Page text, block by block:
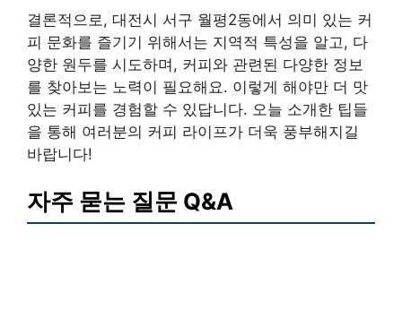
결론적으로, 대전시 서구 월평2동에서 의미 있는 커
피 문화를 즐기기 위해서는 지역적 특성을 알고, 다
양한 원두를 시도하며, 커피와 관련된 다양한 정보
를 찾아보는 노력이 필요해요. 이렇게 해야만 더 맛
있는 커피를 경험할 수 있답니다. 오늘 소개한 팁들
을 통해 여러분의 커피 라이프가 더욱 풍부해지길
바랍니다!
자주 묻는 질문 Q&A